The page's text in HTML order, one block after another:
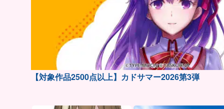
【対象作品2500点以上】カドサマー2026第3弾